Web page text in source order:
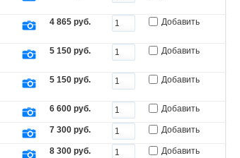
4 865 руб. Добавить
5 150 руб. Добавить
5 150 руб. Добавить
6 600 руб. Добавить
7 300 руб. Добавить
8 300 руб. Добавить